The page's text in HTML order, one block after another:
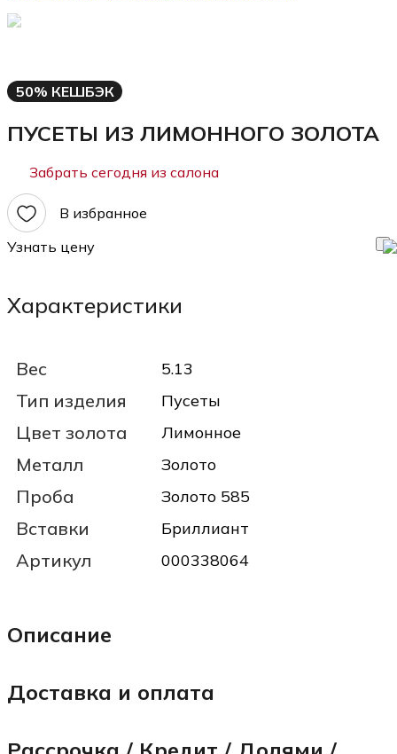
50% КЕШБЭК
ПУСЕТЫ ИЗ ЛИМОННОГО ЗОЛОТА
Забрать сегодня из салона
В избранное
Узнать цену
Характеристики
Вес 5.13
Тип изделия Пусеты
Цвет золота Лимонное
Металл Золото
Проба Золото 585
Вставки Бриллиант
Артикул 000338064
Описание
Доставка и оплата